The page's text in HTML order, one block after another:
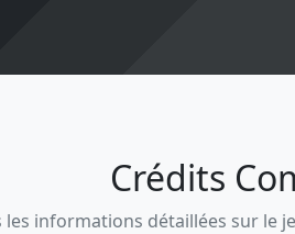
Crédits
les informations détaillées sur le